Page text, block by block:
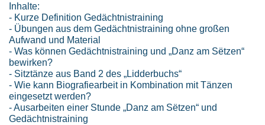
Inhalte:
- Kurze Definition Gedächtnistraining
- Übungen aus dem Gedächtnistraining ohne großen
Aufwand und Material
- Was können Gedächtnistraining und „Danz am Sëtzen“
bewirken?
- Sitztänze aus Band 2 des „Lidderbuchs“
- Wie kann Biografiearbeit in Kombination mit Tänzen
eingesetzt werden?
- Ausarbeiten einer Stunde „Danz am Sëtzen“ und
Gedächtnistraining